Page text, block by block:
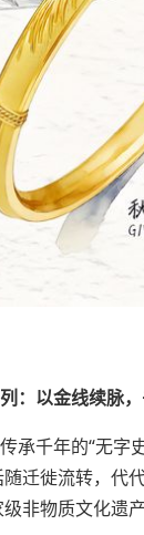
：以金线续脉
千年的“无字
迁徙流转，代
非物质文化遗产